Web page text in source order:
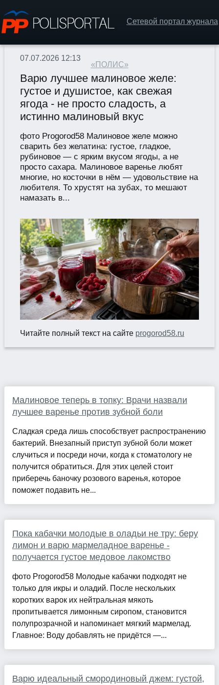
Сетевой портал журнала
«ПОЛИС»
07.07.2026 12:13
Варю лучшее малиновое желе:
густое и душистое, как свежая
ягода - не просто сладость, а
истинно малиновый вкус
фото Progorod58 Малиновое желе можно
сварить без желатина: густое, гладкое,
рубиновое — с ярким вкусом ягоды, а не
просто сахара. Малиновое варенье любят
многие, но косточки в нём — удовольствие на
любителя. То хрустят на зубах, то мешают
намазать в...
Читайте полный текст на сайте progorod58.ru
Малиновое теперь в топку: Врачи назвали
лучшее варенье против зубной боли
Сладкая среда лишь способствует распространению
бактерий. Внезапный приступ зубной боли может
случиться и посреди ночи, когда к стоматологу не
получится обратиться. Для этих целей стоит
приберечь баночку розового варенья, которое
поможет подавить не...
Пока кабачки молодые в оладьи не тру: беру
лимон и варю мармеладное варенье -
получается густое медовое лакомство
фото Progorod58 Молодые кабачки подходят не
только для икры и оладий. После нескольких
коротких варок их нейтральная мякоть
пропитывается лимонным сиропом, становится
полупрозрачной и напоминает мягкий мармелад.
Главное: Воду добавлять не придётся —...
Варю идеальный смородиновый джем: густой,